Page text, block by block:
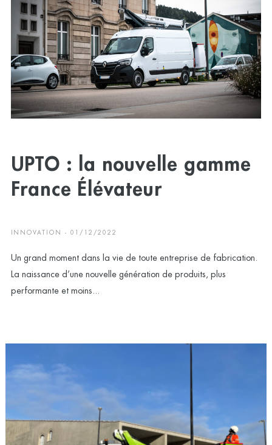
UPTO : la nouvelle gamme
France Élévateur
INNOVATION - 01/12/2022
Un grand moment dans la vie de toute entreprise de fabrication.
La naissance d’une nouvelle génération de produits, plus
performante et moins...